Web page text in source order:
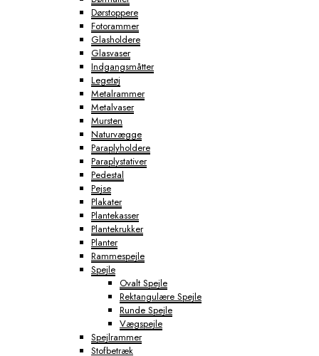
Dørstoppere
Fotorammer
Glasholdere
Glasvaser
Indgangsmåtter
Legetøj
Metalrammer
Metalvaser
Mursten
Naturvægge
Paraplyholdere
Paraplystativer
Pedestal
Pejse
Plakater
Plantekasser
Plantekrukker
Planter
Rammespejle
Spejle
Ovalt Spejle
Rektangulære Spejle
Runde Spejle
Vægspejle
Spejlrammer
Stofbetræk